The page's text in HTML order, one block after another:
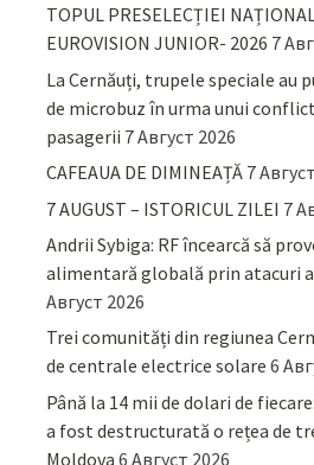
TOPUL PRESELECȚIEI
EUROVISION JUNIOR- 2026 7
La Cernăuți, trupele speciale au
de microbuz în urma unui
pasagerii 7 Август 2026
CAFEAUA DE DIMINEAȚĂ 7
7 AUGUST – ISTORICUL ZILEI 7
Andrii Sybiga: RF încearcă să
alimentară globală prin atacuri
Август 2026
Trei comunități din regiunea
de centrale electrice solare 6
Până la 14 mii de dolari de
a fost destructurată o rețea de
Moldova 6 Август 2026